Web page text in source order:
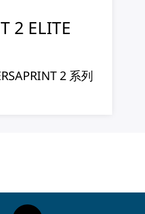
2 ELITE
2 系列